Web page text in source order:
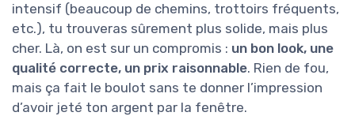
intensif (beaucoup de chemins, trottoirs fréquents,
etc.), tu trouveras sûrement plus solide, mais plus
cher. Là, on est sur un compromis : un bon look, une
qualité correcte, un prix raisonnable. Rien de fou,
mais ça fait le boulot sans te donner l’impression
d’avoir jeté ton argent par la fenêtre.